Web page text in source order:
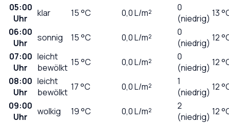
05:00
Uhr
klar 15°C 0,0L/m²
0
(niedrig) 13
06:00
Uhr
sonnig 15°C 0,0L/m²
0
(niedrig) 12
07:00
Uhr
leicht
bewölkt 15°C 0,0L/m²
0
(niedrig) 12
08:00
Uhr
leicht
bewölkt 17°C 0,0L/m²
1
(niedrig) 12
09:00
Uhr
wolkig 19°C 0,0L/m²
2
(niedrig) 12